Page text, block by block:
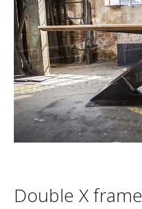
Double Xframe